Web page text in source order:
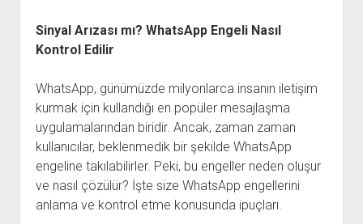
Sinyal Arızası mı? WhatsApp Engeli Nasıl
Kontrol Edilir
WhatsApp, günümüzde milyonlarca insanın iletişim
kurmak için kullandığı en popüler mesajlaşma
uygulamalarından biridir. Ancak, zaman zaman
kullanıcılar, beklenmedik bir şekilde WhatsApp
engeline takılabilirler. Peki, bu engeller neden oluşur
ve nasıl çözülür? İşte size WhatsApp engellerini
anlama ve kontrol etme konusunda ipuçları.